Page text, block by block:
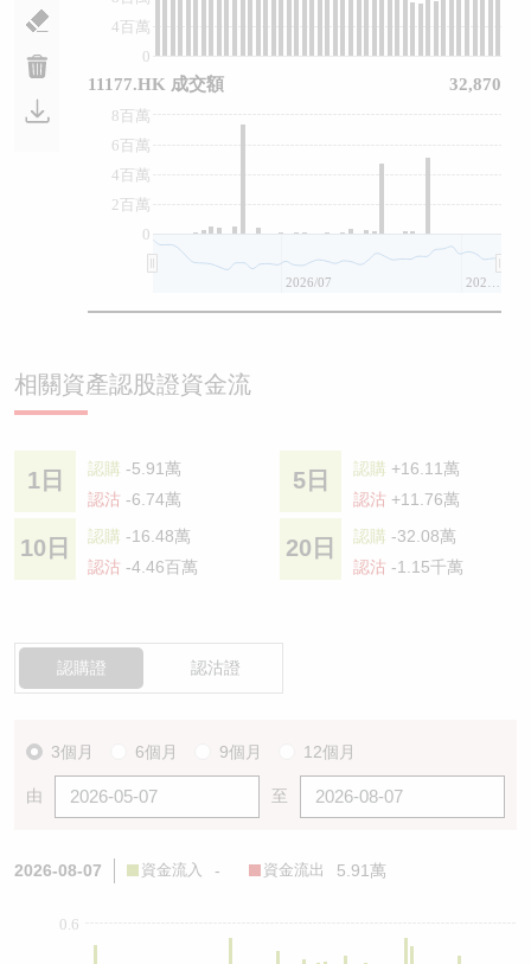
0
4百萬
0
2百萬
4百萬
6百萬
8百萬
2026/07
11177.HK 成交額 32,870
相關資產認股證資金流
1日 認購 -5.91萬
認沽 -6.74萬
5日 認購 +16.11萬
認沽 +11.76萬
10日 認購 -16.48萬
認沽 -4.46百萬
20日 認購 -32.08萬
認沽 -1.15千萬
認購證 認沽證
3個月 6個月 9個月 12個月
由 至
2026-08-07 資金流入 - 資金流出 5.91萬
0.6